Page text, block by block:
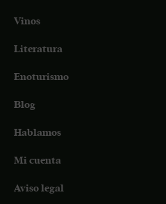
Vinos
Literatura
Enoturismo
Blog
Hablamos
Mi cuenta
Aviso legal